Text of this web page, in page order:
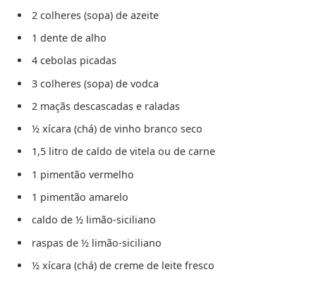
2 colheres (sopa) de azeite
1 dente de alho
4 cebolas picadas
3 colheres (sopa) de vodca
2 maçãs descascadas e raladas
½ xícara (chá) de vinho branco seco
1,5 litro de caldo de vitela ou de carne
1 pimentão vermelho
1 pimentão amarelo
caldo de ½ limão-siciliano
raspas de ½ limão-siciliano
½ xícara (chá) de creme de leite fresco